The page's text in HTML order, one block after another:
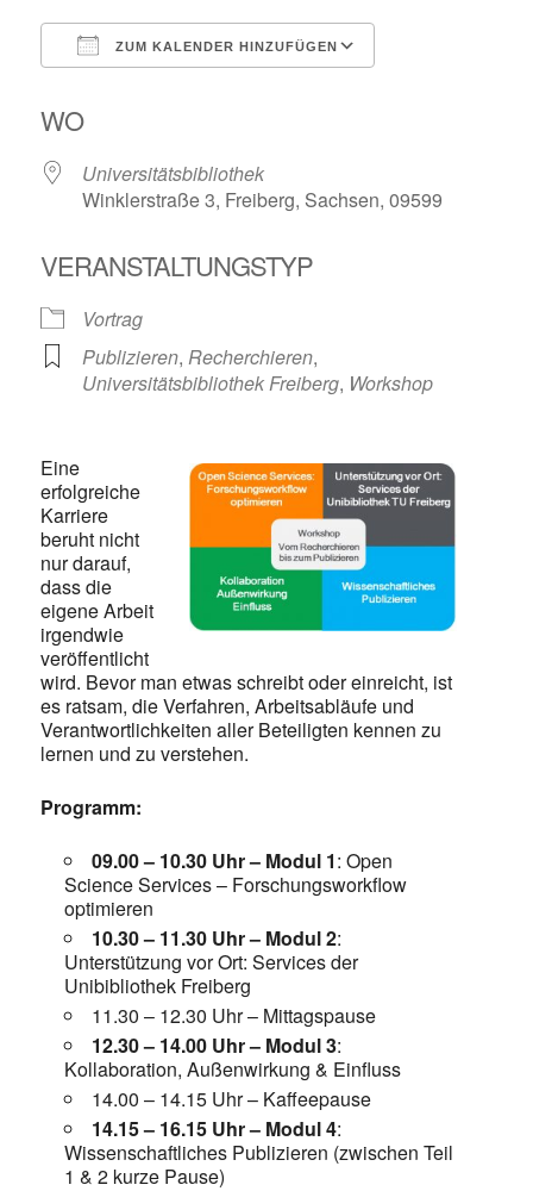
ZUM KALENDER HINZUFÜGEN
WO
Universitätsbibliothek
Winklerstraße 3, Freiberg, Sachsen, 09599
VERANSTALTUNGSTYP
Vortrag
Publizieren,Recherchieren,
Universitätsbibliothek Freiberg, Workshop
Eine
erfolgreiche
Karriere
beruht nicht
nur darauf,
dass die
eigene Arbeit
irgendwie
veröffentlicht
wird. Bevor man etwas schreibt oder einreicht, ist
es ratsam, die Verfahren, Arbeitsabläufe und
Verantwortlichkeiten aller Beteiligten kennen zu
lernen und zu verstehen.
Programm:
09.00 – 10.30 Uhr – Modul 1: Open
Science Services – Forschungsworkflow
optimieren
10.30 – 11.30 Uhr – Modul 2:
Unterstützung vor Ort: Services der
Unibibliothek Freiberg
11.30 – 12.30 Uhr – Mittagspause
12.30 – 14.00 Uhr – Modul 3:
Kollaboration, Außenwirkung & Einfluss
14.00 – 14.15 Uhr – Kaffeepause
14.15 – 16.15 Uhr – Modul 4:
Wissenschaftliches Publizieren (zwischen Teil
1 & 2 kurze Pause)